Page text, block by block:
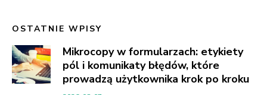
OSTATNIE WPISY
Mikrocopy w formularzach: etykiety
pól i komunikaty błędów, które
prowadzą użytkownika krok po kroku